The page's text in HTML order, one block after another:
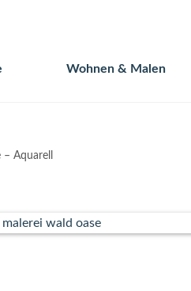
Wohnen & Malen
– Aquarell